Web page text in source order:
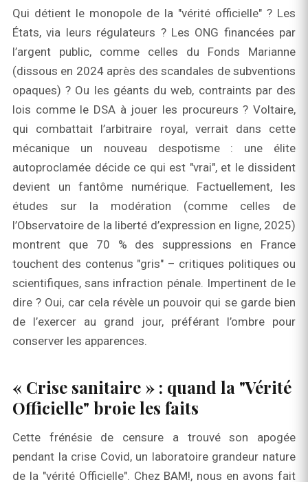
Qui détient le monopole de la "vérité officielle" ? Les
États, via leurs régulateurs ? Les ONG financées par
l’argent public, comme celles du Fonds Marianne
(dissous en 2024 après des scandales de subventions
opaques) ? Ou les géants du web, contraints par des
lois comme le DSA à jouer les procureurs ? Voltaire,
qui combattait l’arbitraire royal, verrait dans cette
mécanique un nouveau despotisme : une élite
autoproclamée décide ce qui est "vrai", et le dissident
devient un fantôme numérique. Factuellement, les
études sur la modération (comme celles de
l’Observatoire de la liberté d’expression en ligne, 2025)
montrent que 70 % des suppressions en France
touchent des contenus "gris" – critiques politiques ou
scientifiques, sans infraction pénale. Impertinent de le
dire ? Oui, car cela révèle un pouvoir qui se garde bien
de l’exercer au grand jour, préférant l’ombre pour
conserver les apparences.
« Crise sanitaire » : quand la "Vérité
Officielle" broie les faits
Cette frénésie de censure a trouvé son apogée
pendant la crise Covid, un laboratoire grandeur nature
de la "vérité Officielle". Chez BAM!, nous en avons fait